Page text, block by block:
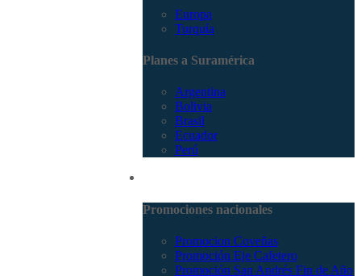
Europa
Turquía
Planes a Suramérica
Argentina
Bolivia
Brasil
Ecuador
Perú
Promociones nacionales
Promocion Coveñas
Promoción Eje Cafetero
Promoción San Andrés Fin de Año